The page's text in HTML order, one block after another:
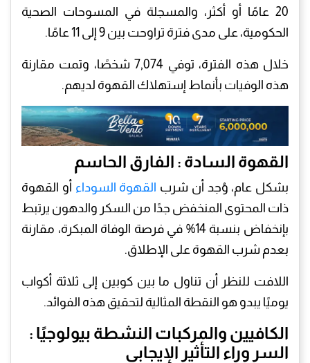
20 عامًا أو أكثر، والمسجلة في المسوحات الصحية
الحكومية، على مدى فترة تراوحت بين 9 إلى 11 عامًا.
خلال هذه الفترة، توفي 7,074 شخصًا، وتمت مقارنة
هذه الوفيات بأنماط إستهلاك القهوة لديهم.
القهوة السادة : الفارق الحاسم
بشكل عام، وُجد أن شرب القهوة السوداء أو القهوة
ذات المحتوى المنخفض جدًا من السكر والدهون يرتبط
بإنخفاض بنسبة 14% في فرصة الوفاة المبكرة، مقارنة
بعدم شرب القهوة على الإطلاق.
اللافت للنظر أن تناول ما بين كوبين إلى ثلاثة أكواب
يوميًا يبدو هو النقطة المثالية لتحقيق هذه الفوائد.
الكافيين والمركبات النشطة بيولوجيًا :
السر وراء التأثير الإيجابي